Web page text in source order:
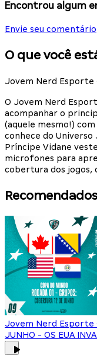
Encontrou algum
Envie seu comentário
O que você
Jovem Nerd Esporte
O Jovem Nerd
acompanhar o
(aquele mesmo!)
conhece do
Príncipe Vidane
microfones para
cobertura dos jogos,
Jovem Nerd Esporte
JUNHO - OS EUA